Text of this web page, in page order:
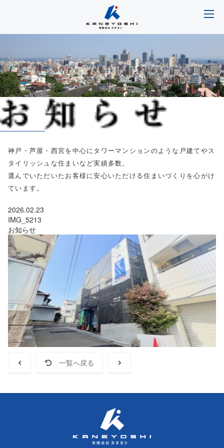
神戸・芦屋・西宮を中心にタワーマンションのような戸建てやス
タイリッシュな住まいなど実績多数。
選んでいただいたお客様に安心いただける住まいづくりを心がけ
ています。
2026.02.23
IMG_5213
お知らせ
一覧へ戻る